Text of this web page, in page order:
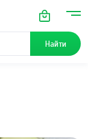
Найти